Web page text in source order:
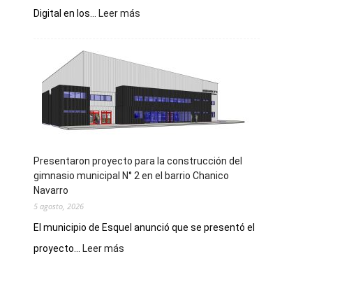
Digital en los...
Leer más
Digital
en
los
hospitales
Presentaron proyecto para la construcción del
gimnasio municipal N° 2 en el barrio Chanico
Navarro
5 agosto, 2026
El municipio de Esquel anunció que se presentó el
proyecto...
Leer más